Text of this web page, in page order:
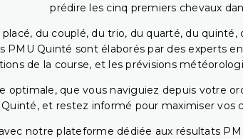
prédire les cinq premiers chevaux
du couplé, du trio, du quarté, du
PMU Quinté sont élaborés par des experts
de la course, et les prévisions
optimale, que vous naviguiez depuis votre
et restez informé pour maximiser vos
notre plateforme dédiée aux résultats